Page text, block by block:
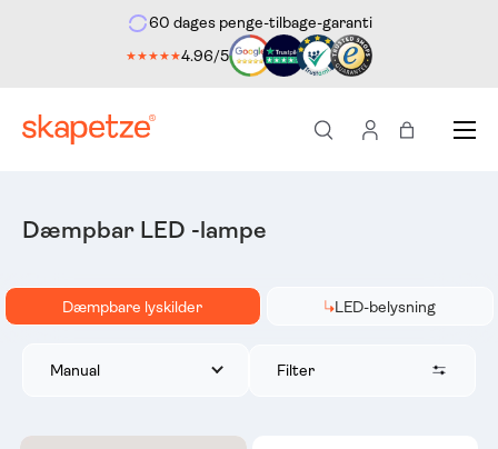
til indholdet 60 dages penge-tilbage-garanti
★★★★★4.96/5
Søg
Log ind
Menu
Dæmpbar LED -lampe
Dæmpbare lyskilder LED-belysning
Manual Filter